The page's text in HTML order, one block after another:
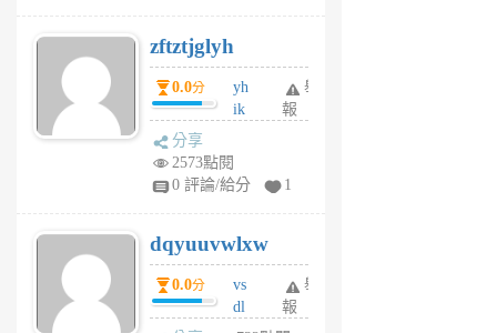
月
前
zftztjglyh
0.0分
yh
ik
tu
6
個
月
前
舉
報
分享
2573點閱
0 評論/給分
1
dqyuuvwlxw
0.0分
vs
dl
sq
舉
報